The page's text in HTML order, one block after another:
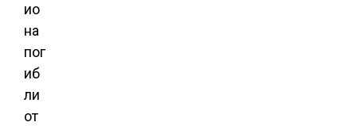
ио
на
пог
иб
ли
от